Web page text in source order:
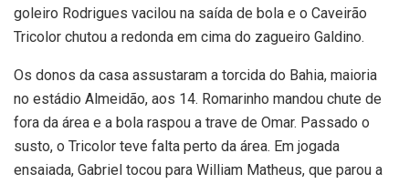
goleiro Rodrigues vacilou na saída de bola e o Caveirão
Tricolor chutou a redonda em cima do zagueiro Galdino.
Os donos da casa assustaram a torcida do Bahia, maioria
no estádio Almeidão, aos 14. Romarinho mandou chute de
fora da área e a bola raspou a trave de Omar. Passado o
susto, o Tricolor teve falta perto da área. Em jogada
ensaiada, Gabriel tocou para William Matheus, que parou a